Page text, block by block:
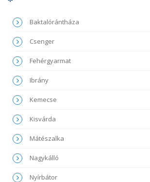
Baktalórántháza
Csenger
Fehérgyarmat
Ibrány
Kemecse
Kisvárda
Mátészalka
Nagykálló
Nyírbátor